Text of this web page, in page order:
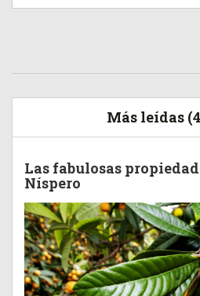
Más leídas
Las fabulosas
Níspero